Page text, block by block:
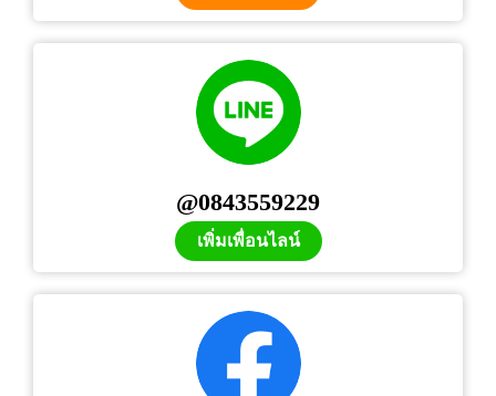
@0843559229
เพิ่มเพื่อนไลน์